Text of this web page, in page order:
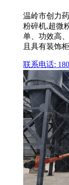
温岭市创力
粉碎机,超微
单、功效高
且具有装饰
联系电话: